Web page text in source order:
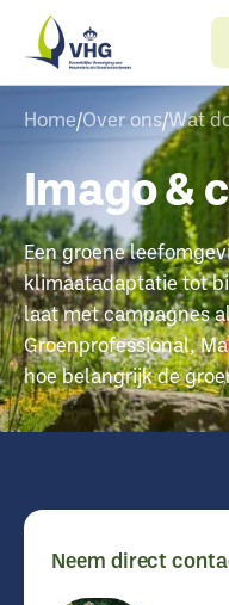
Home Over ons Wat
Imago &
Een groene
klimaatadaptatie tot
laat met campagnes
Groenprofessional,
hoe belangrijk de
Neem direct